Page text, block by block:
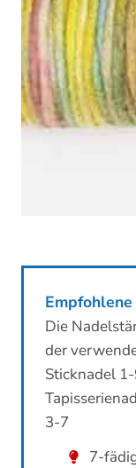
Die
der
Sticknadel
3-7
7-